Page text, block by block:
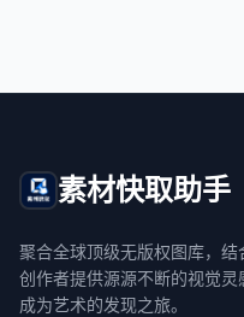
素材快取助手
聚合全球顶级无版权图库，
创作者提供源源不断的视觉
成为艺术的发现之旅。